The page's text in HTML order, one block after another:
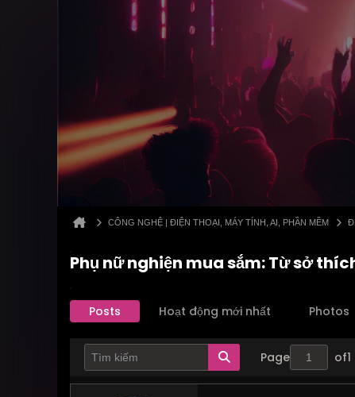
CÔNG NGHỆ | ĐIỆN THOẠI, MÁY TÍNH, AI, PHẦN MỀM
Phụ nữ nghiện mua sắm: Từ sở
Posts Hoạt động mới nhất Photos
Page of1